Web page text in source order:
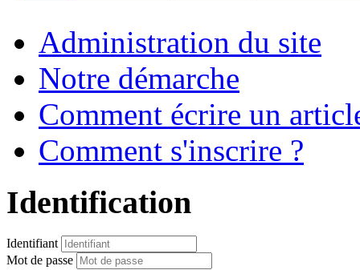
Administration du site
Notre démarche
Comment écrire un
Comment s'inscrire ?
Identification
Identifiant
Mot de passe